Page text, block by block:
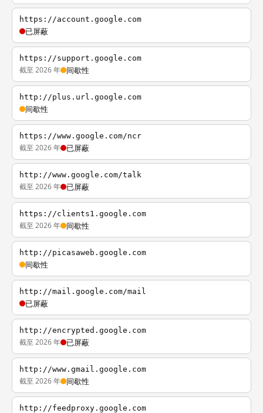
https://account.google.com
已屏蔽
https://support.google.com
截至 2026 年 间歇性
http://plus.url.google.com
间歇性
https://www.google.com/ncr
截至 2026 年 已屏蔽
http://www.google.com/talk
截至 2026 年 已屏蔽
https://clients1.google.com
截至 2026 年 间歇性
http://picasaweb.google.com
间歇性
http://mail.google.com/mail
已屏蔽
http://encrypted.google.com
截至 2026 年 已屏蔽
http://www.gmail.google.com
截至 2026 年 间歇性
http://feedproxy.google.com